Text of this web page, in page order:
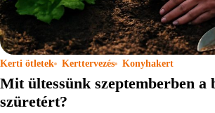
Kerti ötletek Kerttervezés Konyhakert
Mit ültessünk szeptemberben a
szüretért?